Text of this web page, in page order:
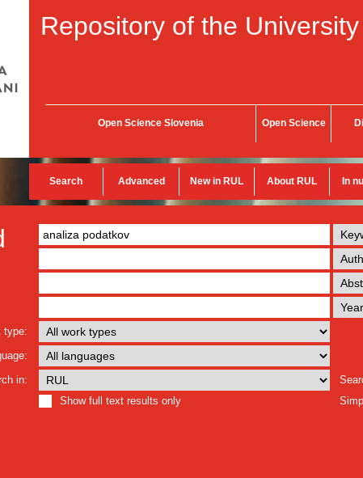
Repository of the
Open Science Slovenia Open Science
Search Advanced New in RUL About RUL In
type:
in:
Show full text results only